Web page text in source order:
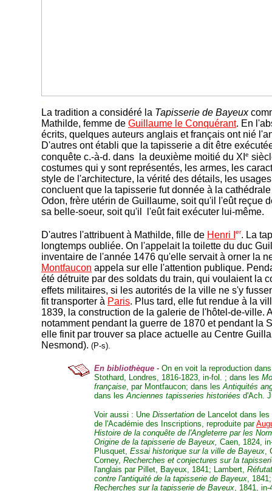
-
La tradition a considéré la Tapisserie de Bayeux
Mathilde, femme de Guillaume le Conquérant. En
écrits, quelques auteurs anglais et français ont nié
D'autres ont établi que la tapisserie a dit être
conquête c.-à-d. dans la deuxième moitié du XI e
costumes qui y sont représentés, les armes, les
style de l'architecture, la vérité des détails, les
concluent que la tapisserie fut donnée à la
Odon, frère utérin de Guillaume, soit qu'il l'eût reçue
sa belle-soeur, soit qu'il l'eût fait exécuter lui-même.
D'autres l'attribuent à Mathilde, fille de Henri I er. La
longtemps oubliée. On l'appelait la toilette du duc
inventaire de l'année 1476 qu'elle servait à orner la
Montfaucon appela sur elle l'attention publique.
été détruite par des soldats du train, qui voulaient la
effets militaires, si les autorités de la ville ne s'y
fit transporter à Paris. Plus tard, elle fut rendue à la
1839, la construction de la galerie de l'hôtel-de-ville.
notamment pendant la guerre de 1870 et pendant la
elle finit par trouver sa place actuelle au Centre
Nesmond). (P-s).
En bibliothèque - On en voit la reproduction
Stothard, Londres, 1816-1823, in-fol. ; dans les
française, par Montfaucon; dans lesAntiquités
dans lesAnciennes tapisseries historiées d'Ach.
Voir aussi : Une Dissertation de Lancelot dans
de l'Académie des Inscriptions, reproduite par
Histoire de la conquête de l'Angleterre par les
Origine de la tapisserie de Bayeux, Caen, 1824,
Plusquet, Essai historique sur la ville de Bayeux,
Corney, Recherches et conjectures sur la
l'anglais par Pillet, Bayeux, 1841; Lambert,
contre l'antiquité de la tapisserie de Bayeux,
Recherches sur la tapisserie de Bayeux, 1841,